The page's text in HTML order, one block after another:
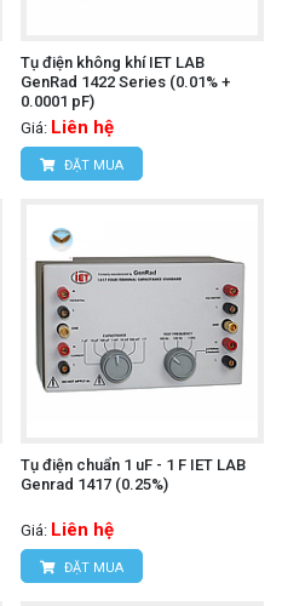
Tụ điện không khí IET LAB
GenRad 1422 Series (0.01% +
0.0001 pF)
Giá: Liên hệ
ĐẶT MUA
Tụ điện chuẩn 1 uF - 1 F IET LAB
Genrad 1417 (0.25%)
Giá: Liên hệ
ĐẶT MUA